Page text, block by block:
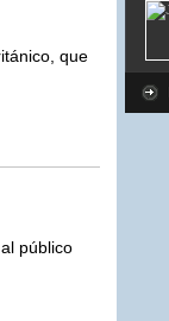
que
público